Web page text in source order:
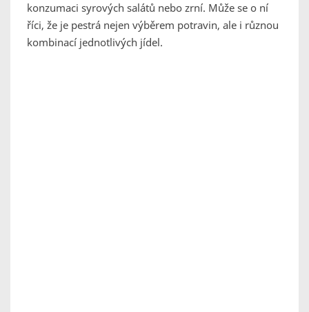
konzumaci syrových salátů nebo zrní. Může se o ní
říci, že je pestrá nejen výběrem potravin, ale i různou
kombinací jednotlivých jídel.